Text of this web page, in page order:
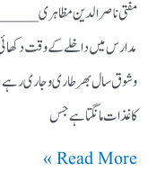
مفتی ناصر الدین مظاہری
مدارس میں داخلے کے وقت
و شوق سال بھر طاری و جاری رہے،
کاغذات مانگتا ہے جس
Read More »